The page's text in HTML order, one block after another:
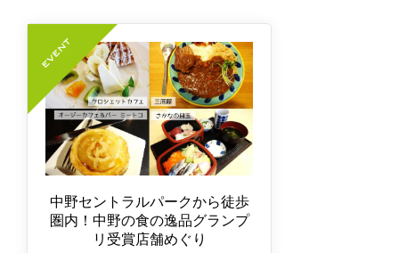
中野セントラルパークから徒歩
圏内！中野の食の逸品グランプ
リ受賞店舗めぐり